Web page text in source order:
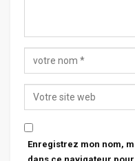
Enregistrez mon nom,